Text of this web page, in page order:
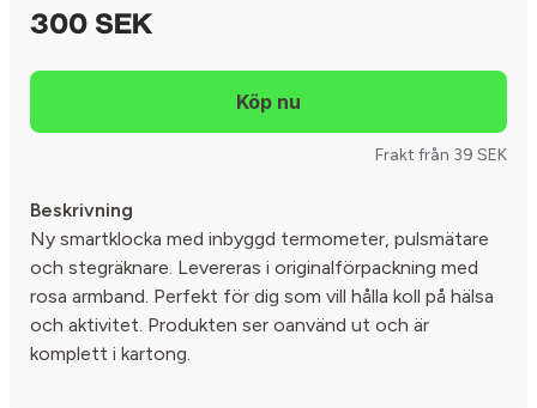
300 SEK
Frakt från 39 SEK
Beskrivning
Ny smartklocka med inbyggd termometer, pulsmätare
och stegräknare. Levereras i originalförpackning med
rosa armband. Perfekt för dig som vill hålla koll på hälsa
och aktivitet. Produkten ser oanvänd ut och är
komplett i kartong.